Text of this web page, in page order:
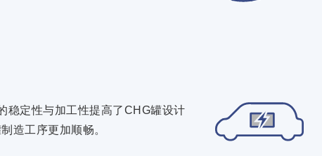
稳定性与加工性提高了CHG罐设计
造工序更加顺畅。